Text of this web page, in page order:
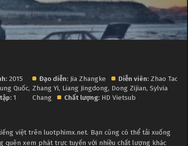
2015
Quốc,
1
Đạo diễn: Jia Zhangke Diễn viên: Zhao Tao
Zhang Yi, Liang Jingdong, Dong Zijian, Sylvia
Chang
Chất lượng: HD Vietsub
việt trên luotphimx.net. Bạn cũng có thể tải xuống
quên xem phát trực tuyến với nhiều chất lượng khác